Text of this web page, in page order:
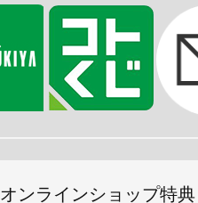
オンラインショップ特典